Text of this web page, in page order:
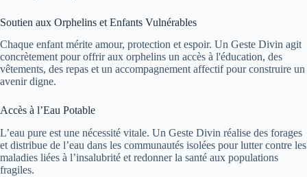
Soutien aux Orphelins et Enfants Vulnérables
Chaque enfant mérite amour, protection et espoir. Un Geste Divin agit
concrètement pour offrir aux orphelins un accès à l'éducation, des
vêtements, des repas et un accompagnement affectif pour construire un
avenir digne.
Accès à l’Eau Potable
L’eau pure est une nécessité vitale. Un Geste Divin réalise des forages
et distribue de l’eau dans les communautés isolées pour lutter contre les
maladies liées à l’insalubrité et redonner la santé aux populations
fragiles.